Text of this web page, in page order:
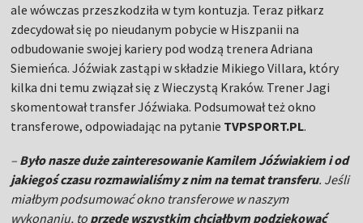
ale wówczas przeszkodziła w tym kontuzja. Teraz piłkarz
zdecydował się po nieudanym pobycie w Hiszpanii na
odbudowanie swojej kariery pod wodzą trenera Adriana
Siemieńca. Jóźwiak zastąpi w składzie Mikiego Villara, który
kilka dni temu związał się z Wieczystą Kraków. Trener Jagi
skomentował transfer Jóźwiaka. Podsumował też okno
transferowe, odpowiadając na pytanie TVPSPORT.PL.
– Było nasze duże zainteresowanie Kamilem Jóźwiakiem i od
jakiegoś czasu rozmawialiśmy z nim na temat transferu. Jeśli
miałbym podsumować okno transferowe w naszym
wykonaniu, to przede wszystkim chciałbym podziękować